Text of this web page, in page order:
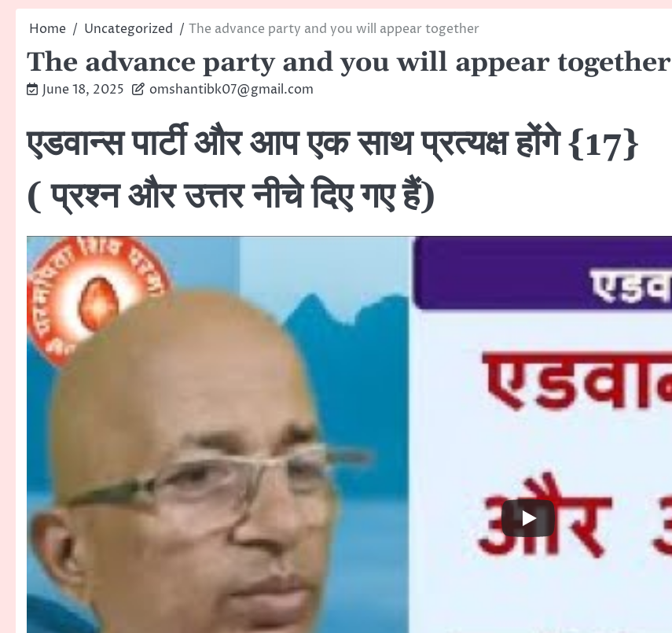
Home Uncategorized The advance party and you will appear together
The advance party and you will appear together
June 18, 2025 omshantibk07@gmail.com
एडवान्स पार्टी और आप एक साथ प्रत्यक्ष होंगे {17}
( प्रश्न और उत्तर नीचे दिए गए हैं)